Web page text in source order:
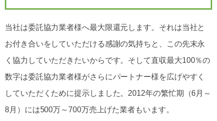
当社は委託協力業者様へ最大限還元します。それは当社と
お付き合いをしていただける感謝の気持ちと、この先末永
く協力していただきたいからです。そして直収最大100％の
数字は委託協力業者様がさらにパートナー様を広げやすく
していただくために提示しました。 2012年の繁忙期（6月～
8月）には500万～700万売上げた業者もいます。